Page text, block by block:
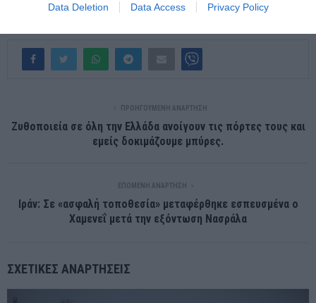
Data Deletion Data Access Privacy Policy
ΠΡΟΗΓΟΎΜΕΝΗ ΑΝΆΡΤΗΣΗ
Ζυθοποιεία σε όλη την Ελλάδα ανοίγουν τις πόρτες τους και
εμείς δοκιμάζουμε μπύρες.
ΕΠΌΜΕΝΗ ΑΝΆΡΤΗΣΗ
Ιράν: Σε «ασφαλή τοποθεσία» μεταφέρθηκε εσπευσμένα ο
Χαμενεΐ μετά την εξόντωση Νασράλα
ΣΧΕΤΙΚΈΣ ΑΝΑΡΤΉΣΕΙΣ